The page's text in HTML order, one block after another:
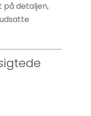
detaljen,